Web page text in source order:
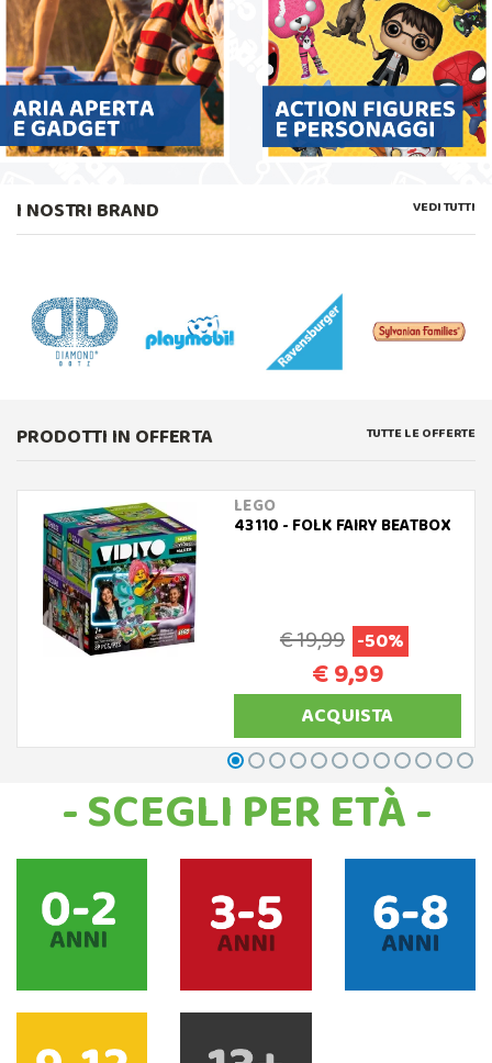
I NOSTRI BRAND VEDI TUTTI
PRODOTTI IN OFFERTA TUTTE LE OFFERTE
LEGO
43110 - FOLK FAIRY BEATBOX
€ 19,99 -50%
€ 9,99
ACQUISTA
- SCEGLI PER ETÀ -